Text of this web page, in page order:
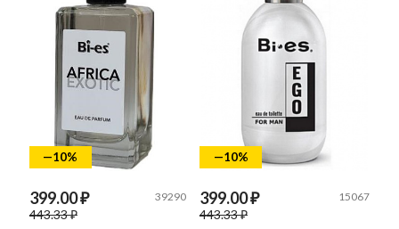
—10%
399.00 ₽
443.33 ₽
39290
—10%
399.00 ₽
443.33 ₽
15067